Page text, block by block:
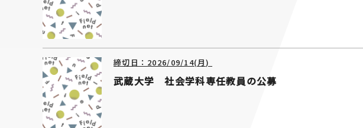
締切日：2026/09/14(月)
武蔵大学 社会学科専任教員の公募